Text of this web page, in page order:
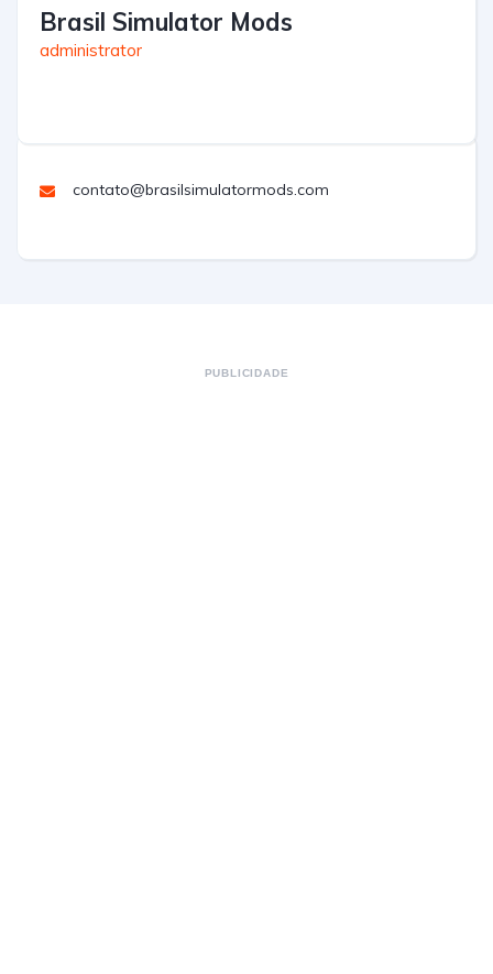
Brasil Simulator Mods
administrator
contato@brasilsimulatormods.com
PUBLICIDADE